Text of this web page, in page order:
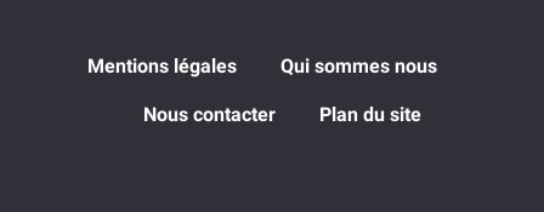
Mentions légales Qui sommes nous
Nous contacter Plan du site